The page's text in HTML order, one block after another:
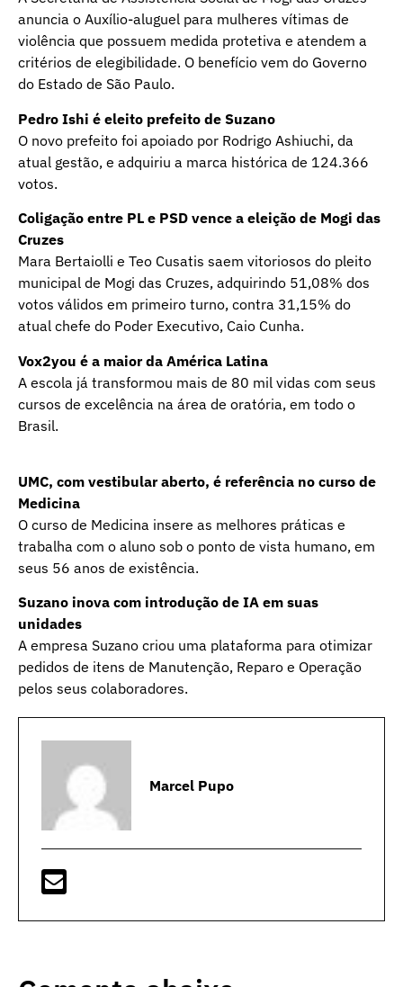
anuncia o Auxílio-aluguel para mulheres vítimas de
violência que possuem medida protetiva e atendem a
critérios de elegibilidade. O benefício vem do Governo
do Estado de São Paulo.
Pedro Ishi é eleito prefeito de Suzano
O novo prefeito foi apoiado por Rodrigo Ashiuchi, da
atual gestão, e adquiriu a marca histórica de 124.366
votos.
Coligação entre PL e PSD vence a eleição de Mogi das
Cruzes
Mara Bertaiolli e Teo Cusatis saem vitoriosos do pleito
municipal de Mogi das Cruzes, adquirindo 51,08% dos
votos válidos em primeiro turno, contra 31,15% do
atual chefe do Poder Executivo, Caio Cunha.
Vox2you é a maior da América Latina
A escola já transformou mais de 80 mil vidas com seus
cursos de excelência na área de oratória, em todo o
Brasil.
UMC, com vestibular aberto, é referência no curso de
Medicina
O curso de Medicina insere as melhores práticas e
trabalha com o aluno sob o ponto de vista humano, em
seus 56 anos de existência.
Suzano inova com introdução de IA em suas
unidades
A empresa Suzano criou uma plataforma para otimizar
pedidos de itens de Manutenção, Reparo e Operação
pelos seus colaboradores.
Marcel Pupo